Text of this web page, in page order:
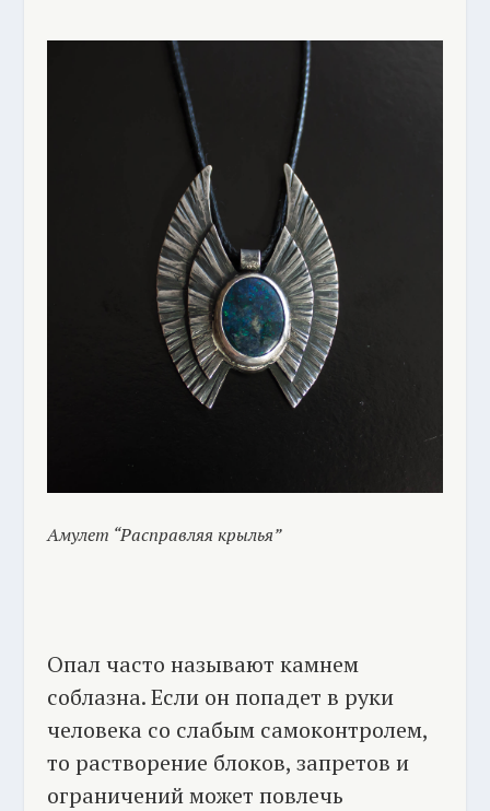
Амулет “Расправляя крылья”
Опал часто называют камнем
соблазна. Если он попадет в руки
человека со слабым самоконтролем,
то растворение блоков, запретов и
ограничений может повлечь